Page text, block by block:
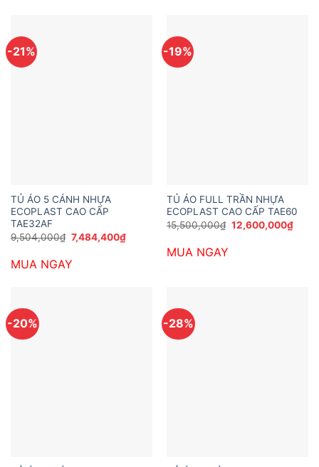
-21%
TỦ ÁO 5 CÁNH NHỰA
ECOPLAST CAO CẤP
TAE32AF
9,504,000₫ Giá
gốc
9,504,000₫.
7,484,400₫Giá
hiện
MUA NGAY
-19%
TỦ ÁO FULL TRẦN NHỰA
ECOPLAST CAO CẤP TAE60
15,500,000₫ Giá
gốc
12,600,000₫Giá
hiện
MUA NGAY
-20% -28%